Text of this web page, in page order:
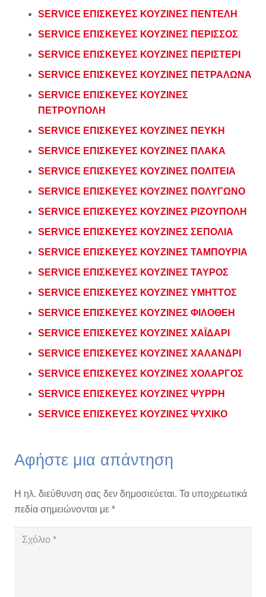
SERVICE ΕΠΙΣΚΕΥΕΣ ΚΟΥΖΙΝΕΣ ΠΕΝΤΕΛΗ
SERVICE ΕΠΙΣΚΕΥΕΣ ΚΟΥΖΙΝΕΣ ΠΕΡΙΣΣΟΣ
SERVICE ΕΠΙΣΚΕΥΕΣ ΚΟΥΖΙΝΕΣ ΠΕΡΙΣΤΕΡΙ
SERVICE ΕΠΙΣΚΕΥΕΣ ΚΟΥΖΙΝΕΣ ΠΕΤΡΑΛΩΝΑ
SERVICE ΕΠΙΣΚΕΥΕΣ ΚΟΥΖΙΝΕΣ
ΠΕΤΡΟΥΠΟΛΗ
SERVICE ΕΠΙΣΚΕΥΕΣ ΚΟΥΖΙΝΕΣ ΠΕΥΚΗ
SERVICE ΕΠΙΣΚΕΥΕΣ ΚΟΥΖΙΝΕΣ ΠΛΑΚΑ
SERVICE ΕΠΙΣΚΕΥΕΣ ΚΟΥΖΙΝΕΣ ΠΟΛΙΤΕΙΑ
SERVICE ΕΠΙΣΚΕΥΕΣ ΚΟΥΖΙΝΕΣ ΠΟΛΥΓΩΝΟ
SERVICE ΕΠΙΣΚΕΥΕΣ ΚΟΥΖΙΝΕΣ ΡΙΖΟΥΠΟΛΗ
SERVICE ΕΠΙΣΚΕΥΕΣ ΚΟΥΖΙΝΕΣ ΣΕΠΟΛΙΑ
SERVICE ΕΠΙΣΚΕΥΕΣ ΚΟΥΖΙΝΕΣ ΤΑΜΠΟΥΡΙΑ
SERVICE ΕΠΙΣΚΕΥΕΣ ΚΟΥΖΙΝΕΣ ΤΑΥΡΟΣ
SERVICE ΕΠΙΣΚΕΥΕΣ ΚΟΥΖΙΝΕΣ ΥΜΗΤΤΟΣ
SERVICE ΕΠΙΣΚΕΥΕΣ ΚΟΥΖΙΝΕΣ ΦΙΛΟΘΕΗ
SERVICE ΕΠΙΣΚΕΥΕΣ ΚΟΥΖΙΝΕΣ ΧΑΪΔΑΡΙ
SERVICE ΕΠΙΣΚΕΥΕΣ ΚΟΥΖΙΝΕΣ ΧΑΛΑΝΔΡΙ
SERVICE ΕΠΙΣΚΕΥΕΣ ΚΟΥΖΙΝΕΣ ΧΟΛΑΡΓΟΣ
SERVICE ΕΠΙΣΚΕΥΕΣ ΚΟΥΖΙΝΕΣ ΨΥΡΡΗ
SERVICE ΕΠΙΣΚΕΥΕΣ ΚΟΥΖΙΝΕΣ ΨΥΧΙΚΟ
Αφήστε μια απάντηση
Η ηλ. διεύθυνση σας δεν δημοσιεύεται. Τα υποχρεωτικά
πεδία σημειώνονται με *